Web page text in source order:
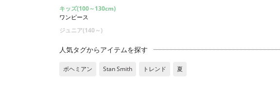
キッズ(100～130cm)
ワンピース
ジュニア(140～)
人気タグからアイテムを探す
ボヘミアン Stan Smith トレンド 夏